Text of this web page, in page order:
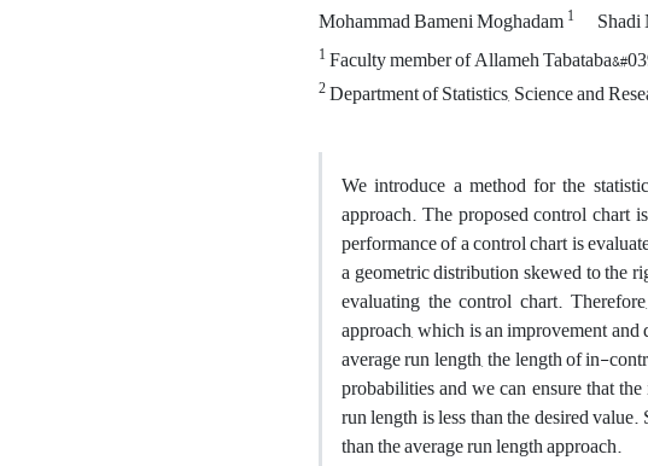
Mohammad Bameni Moghadam1
1Faculty member of Allameh
2Department of Statistics, Science and
We introduce a method for the
approach. The proposed control chart
performance of a control chart is
a geometric distribution skewed to the
evaluating the control chart.
approach, which is an improvement
average run length, the length of in-
probabilities and we can ensure that
run length is less than the desired
than the average run length approach.